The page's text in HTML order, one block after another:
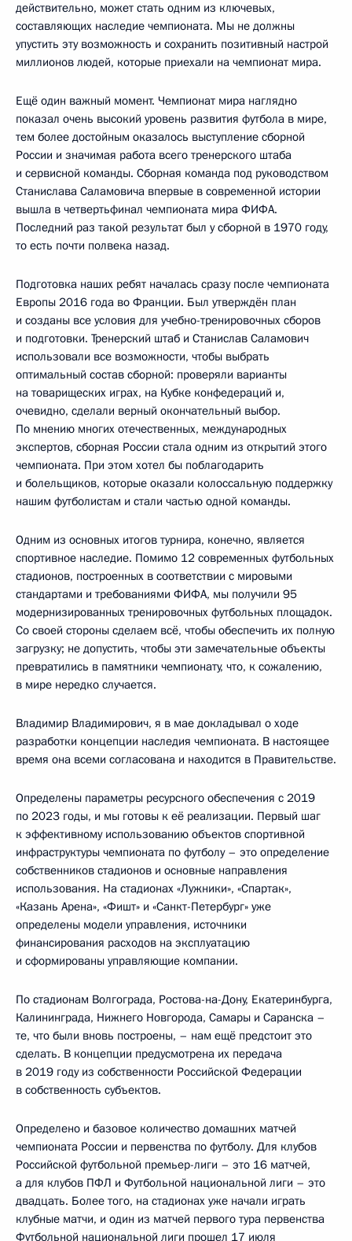
действительно, может стать одним из ключевых,
составляющих наследие чемпионата. Мы не должны
упустить эту возможность и сохранить позитивный настрой
миллионов людей, которые приехали на чемпионат мира.
Ещё один важный момент. Чемпионат мира наглядно
показал очень высокий уровень развития футбола в мире,
тем более достойным оказалось выступление сборной
России и значимая работа всего тренерского штаба
и сервисной команды. Сборная команда под руководством
Станислава Саламовича впервые в современной истории
вышла в четвертьфинал чемпионата мира ФИФА.
Последний раз такой результат был у сборной в 1970 году,
то есть почти полвека назад.
Подготовка наших ребят началась сразу после чемпионата
Европы 2016 года во Франции. Был утверждён план
и созданы все условия для учебно-тренировочных сборов
и подготовки. Тренерский штаб и Станислав Саламович
использовали все возможности, чтобы выбрать
оптимальный состав сборной: проверяли варианты
на товарищеских играх, на Кубке конфедераций и,
очевидно, сделали верный окончательный выбор.
По мнению многих отечественных, международных
экспертов, сборная России стала одним из открытий этого
чемпионата. При этом хотел бы поблагодарить
и болельщиков, которые оказали колоссальную поддержку
нашим футболистам и стали частью одной команды.
Одним из основных итогов турнира, конечно, является
спортивное наследие. Помимо 12 современных футбольных
стадионов, построенных в соответствии с мировыми
стандартами и требованиями ФИФА, мы получили 95
модернизированных тренировочных футбольных площадок.
Со своей стороны сделаем всё, чтобы обеспечить их полную
загрузку; не допустить, чтобы эти замечательные объекты
превратились в памятники чемпионату, что, к сожалению,
в мире нередко случается.
Владимир Владимирович, я в мае докладывал о ходе
разработки концепции наследия чемпионата. В настоящее
время она всеми согласована и находится в Правительстве.
Определены параметры ресурсного обеспечения с 2019
по 2023 годы, и мы готовы к её реализации. Первый шаг
к эффективному использованию объектов спортивной
инфраструктуры чемпионата по футболу – это определение
собственников стадионов и основные направления
использования. На стадионах «Лужники», «Спартак»,
«Казань Арена», «Фишт» и «Санкт-Петербург» уже
определены модели управления, источники
финансирования расходов на эксплуатацию
и сформированы управляющие компании.
По стадионам Волгограда, Ростова-на-Дону, Екатеринбурга,
Калининграда, Нижнего Новгорода, Самары и Саранска –
те, что были вновь построены, – нам ещё предстоит это
сделать. В концепции предусмотрена их передача
в 2019 году из собственности Российской Федерации
в собственность субъектов.
Определено и базовое количество домашних матчей
чемпионата России и первенства по футболу. Для клубов
Российской футбольной премьер-лиги – это 16 матчей,
а для клубов ПФЛ и Футбольной национальной лиги – это
двадцать. Более того, на стадионах уже начали играть
клубные матчи, и один из матчей первого тура первенства
Футбольной национальной лиги прошел 17 июля